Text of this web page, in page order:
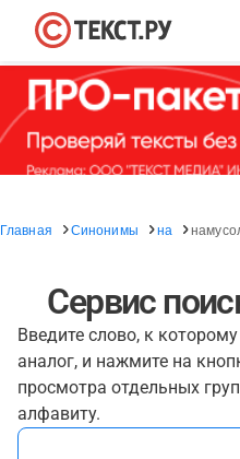
Главная Синонимы на
Сервис
Введите слово, к
аналог, и нажмите на
просмотра отдельных
алфавиту.